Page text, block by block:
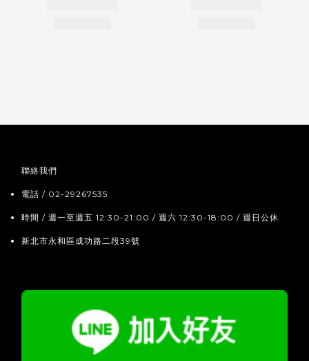
聯絡我們
電話 / 02-29267535
時間 / 週一至週五 12:30-21:00 / 週六 12:30-18:00 / 週日公休
新北市永和區成功路二段39號